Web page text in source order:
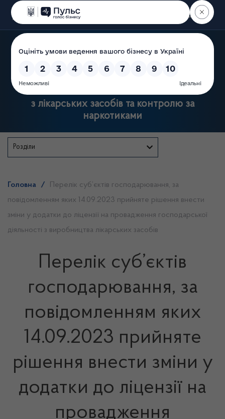
Пошук
Державна служба України
з лікарських засобів та контролю за
наркотиками
Розділи
Головна /
Перелік суб’єктів господарювання, за
повідомленням яких 14.09.2023 прийняте рішення внести
зміни у додатки до ліцензії на провадження господарської
діяльності з виробництва лікарських засобів
Перелік суб’єктів
господарювання, за
повідомленням яких
14.09.2023 прийняте
рішення внести зміни у
додатки до ліцензії на
провадження